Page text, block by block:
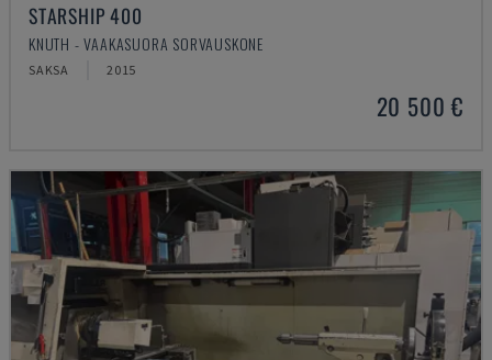
STARSHIP 400
KNUTH - VAAKASUORA SORVAUSKONE
SAKSA 2015
20 500 €